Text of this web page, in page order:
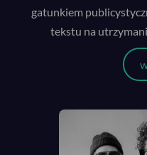
gatunkiem
tekstu na